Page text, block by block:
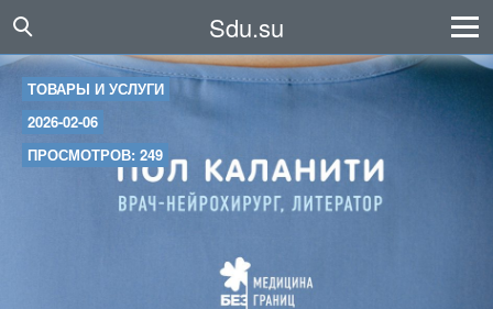
Sdu.su
ТОВАРЫ И УСЛУГИ
2026-02-06
ПРОСМОТРОВ: 249